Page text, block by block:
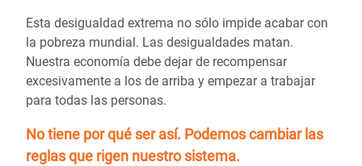
Esta desigualdad extrema no sólo impide acabar con
la pobreza mundial. Las desigualdades matan.
Nuestra economía debe dejar de recompensar
excesivamente a los de arriba y empezar a trabajar
para todas las personas.
No tiene por qué ser así. Podemos cambiar las
reglasque rigen nuestro sistema.